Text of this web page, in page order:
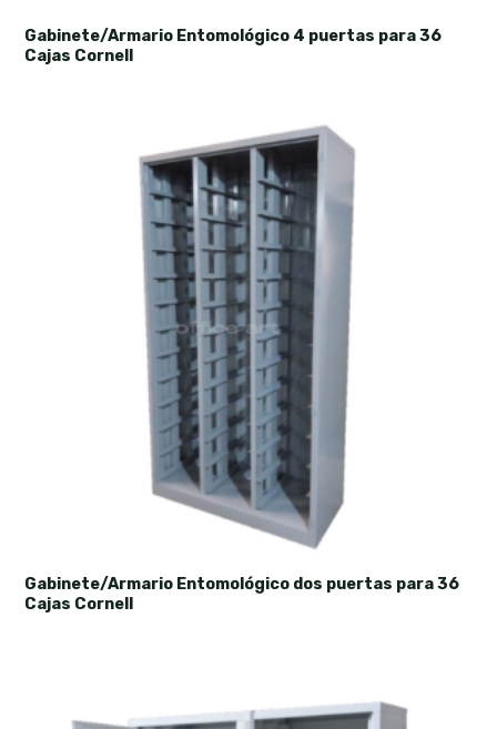
Gabinete/Armario Entomológico 4 puertas para 36
Cajas Cornell
Gabinete/Armario Entomológico dos puertas para 36
Cajas Cornell